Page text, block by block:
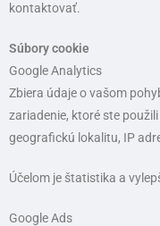
kontaktovať.
Súbory cookie
Google Analytics
Zbiera údaje o vašom
zariadenie, ktoré ste
geografickú lokalitu, IP
Účelom je štatistika a
Google Ads